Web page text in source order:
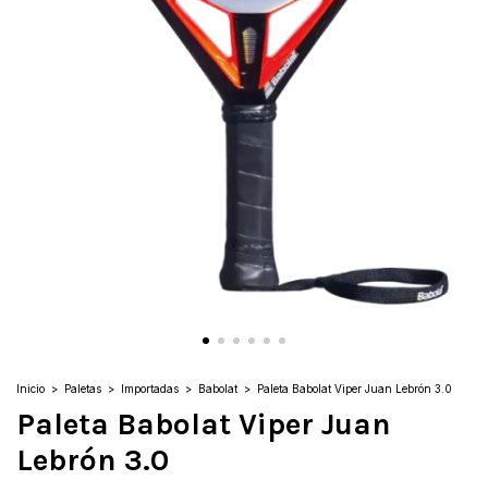
Inicio > Paletas > Importadas > Babolat > Paleta Babolat Viper Juan Lebrón 3.0
Paleta Babolat Viper Juan
Lebrón 3.0